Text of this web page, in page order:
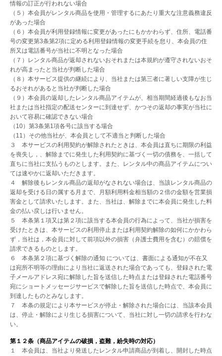
情報の訂正が行われない場合
（５）本会員がレンタル商品を使用・管理するにあたり重大な注意義務違反
があった場合
（６）本会員が利用登録情報に変更があったにもかかわらず、住所、電話番
号の変更第3条第2項に定める利用登録情報の変更手続を怠り、本会員の住
所又は電話番号が当社に不明となった場合
（７）レンタル商品が返却されないおそれまたは本規約が遵守されないおそ
れが高まったと当社が判断した場合
（８）本サービス提供の継続により、当社または第三者に著しい支障が生じ
るおそれがあると当社が判断した場合
（９）本会員の返却したレンタル商品アイテムが、相当期間経過後もなお当
社または当社指定の配送センターに到達せず、かつその返却の事実が当社に
おいて容易に確認できない場合
（10）第3条第1項各号に該当する場合
（11）その他当社が、本会員として不適当と判断した場合
３ 本サービスの利用契約が解除されたときは、本会員は直ちに期限の利益
を喪失し，、解除までに発生した利用契約に基づく一切の債務を、一括して
直ちに当社に支払うものとします。また、レンタル中の商品アイテムについ
ては速やかに返却いただきます。
４ 解除後もレンタル商品の返却がなされない場合は、当該レンタル商品の
返却を受ける日の属する月まで、月額利用料金相当額の２倍の金額を営業損
害金として請求いたします。また、当社は、解除までに本会員に発生した料
金の払い戻しは行いません。
５ 本条第１項又は第２項に該当する本会員の行為によって、当社が損害を
受けたときは、本サービスの利用停止または利用契約解除の如何にかかわら
ず，当社は，本会員に対して前項以外の損害（弁護士費用を含む）の賠償を
請求できるものとします。
６ 本条第２項に基づく解除の通知 については、書面による通知が不在又
は宛所不明等の理由により当社に返送された場合であっても、登録された電
子メールアドレス宛に解除した旨を送信した時点または登録された電話番号
宛にショートメッセージサービスで解除した旨を送信した時点で、本会員に
到達したものとみなします。
７ 本条の規定により本サービスが停止・解除された場合には、当該本会員
は、停止・解除により生じる損害について、当社に対し一切の請求を行わな
い。
第１２条（商品アイテムの破損，盗難，紛失時の対応）
１ 本会員は、当社より発送したレンタル申請商品が到着し、開封した時点